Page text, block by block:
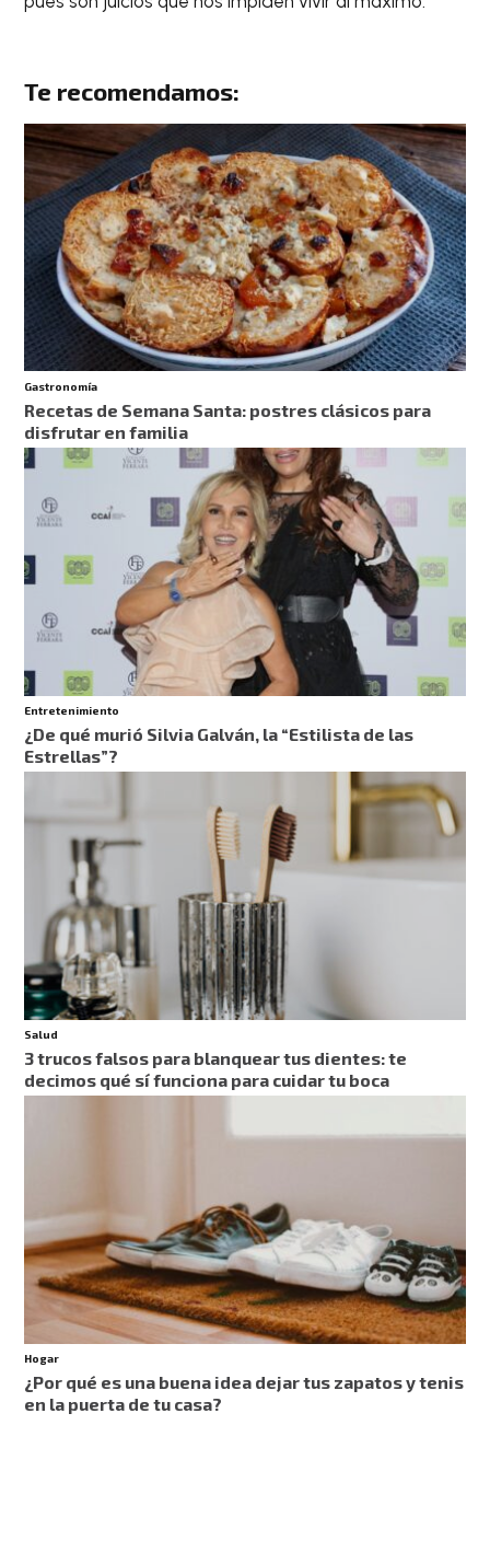
Te recomendamos:
Gastronomía
Recetas de Semana Santa: postres clásicos para
disfrutar en familia
Entretenimiento
¿De qué murió Silvia Galván, la “Estilista de las
Estrellas”?
Salud
3 trucos falsos para blanquear tus dientes: te
decimos qué sí funciona para cuidar tu boca
Hogar
¿Por qué es una buena idea dejar tus zapatos y tenis
en la puerta de tu casa?